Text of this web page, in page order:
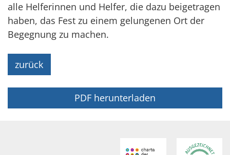
alle Helferinnen und Helfer, die dazu beigetragen
haben, das Fest zu einem gelungenen Ort der
Begegnung zu machen.
zurück
PDF herunterladen